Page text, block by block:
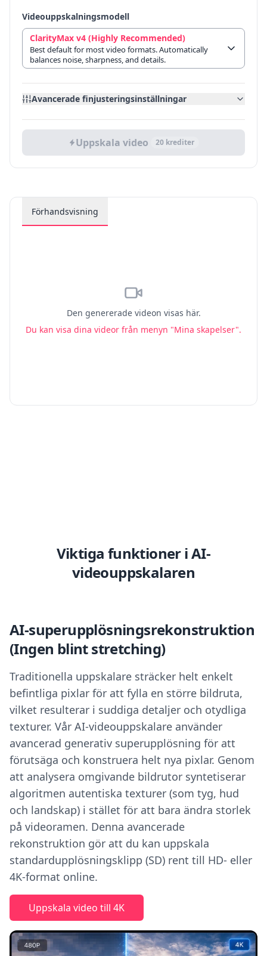
Videouppskalningsmodell
ClarityMax v4 (Highly Recommended)
Best default for most video formats. Automatically
balances noise, sharpness, and details.
Avancerade finjusteringsinställningar
Uppskala video 20 krediter
Förhandsvisning
Den genererade videon visas här.
Du kan visa dina videor från menyn "Mina skapelser".
Viktiga funktioner i AI-
videouppskalaren
AI-superupplösningsrekonstruktion
(Ingen blint stretching)
Traditionella uppskalare sträcker helt enkelt
befintliga pixlar för att fylla en större bildruta,
vilket resulterar i suddiga detaljer och otydliga
texturer. Vår AI-videouppskalare använder
avancerad generativ superupplösning för att
förutsäga och konstruera helt nya pixlar. Genom
att analysera omgivande bildrutor syntetiserar
algoritmen autentiska texturer (som tyg, hud
och landskap) i stället för att bara ändra storlek
på videoramen. Denna avancerade
rekonstruktion gör att du kan uppskala
standardupplösningsklipp (SD) rent till HD- eller
4K-format online.
Uppskala video till 4K